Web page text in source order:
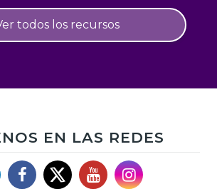
todos los recursos
EN LAS REDES
Facebook
X YouTubeInstagram